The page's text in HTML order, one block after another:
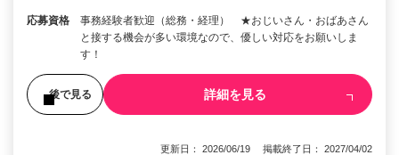
応募資格
事務経験者歓迎（総務・経理） ★おじいさん・おばあさん
と接する機会が多い環境なので、優しい対応をお願いしま
す！
後で見る 詳細を見る
更新日： 2026/06/19 掲載終了日： 2027/04/02